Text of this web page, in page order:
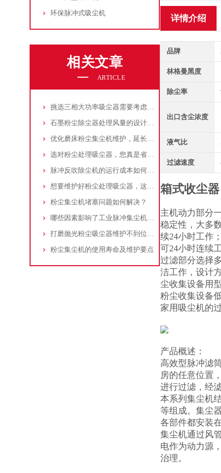
环保脉冲式吸尘机
相关文章
ARTICLE
挑选三相大功率吸尘器需要考虑哪些问题？
石墨粉尘除尘器处理风量的设计，你了解多少
优化磨床粉尘集尘机维护，延长设备寿命
选对粉尘处理吸尘器，您真是省了很多事！
脉冲反吹除尘机的运行成本如何控制和优化？
想要维护好粉尘处理吸尘器，这几个措施真的很重要！
粉尘集尘机堵塞问题如何解决？
哪些因素影响了工业脉冲集尘机的使用寿命？
打磨抛光粉尘吸尘器维护不到位，那是你没有注意这些而已！
粉尘集尘机的使用寿命及维护要点
详情介绍
品牌
林格曼黑度
除尘率
出口含尘浓度
液气比
过滤速度
箱式收尘器
主机动力部分
稳定性，大多
续24小时工作
可24小时连续
过滤部分选择
洁工作，设计
尘收集设备用
粉尘收集设备
家用吸尘机的
产品概述：
高效型脉冲滤
房的任意位置
进行过滤，经
本系列集尘机
等组成。集尘
各部件都安装
集尘机通过风
电作为动力源
治理。